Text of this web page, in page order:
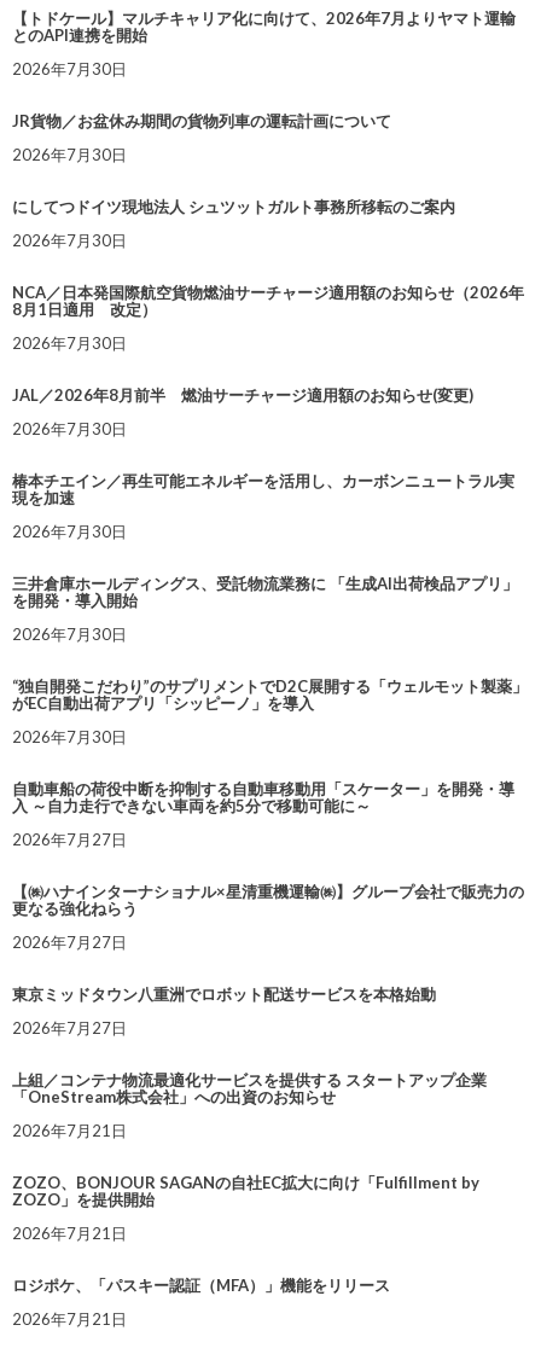
【トドケール】マルチキャリア化に向けて、2026年7月よりヤマト運輸
とのAPI連携を開始
2026年7月30日
JR貨物／お盆休み期間の貨物列車の運転計画について
2026年7月30日
にしてつドイツ現地法人 シュツットガルト事務所移転のご案内
2026年7月30日
NCA／日本発国際航空貨物燃油サーチャージ適用額のお知らせ（2026年
8月1日適用 改定）
2026年7月30日
JAL／2026年8月前半 燃油サーチャージ適用額のお知らせ(変更)
2026年7月30日
椿本チエイン／再生可能エネルギーを活用し、カーボンニュートラル実
現を加速
2026年7月30日
三井倉庫ホールディングス、受託物流業務に 「生成AI出荷検品アプリ」
を開発・導入開始
2026年7月30日
“独自開発こだわり”のサプリメントでD2C展開する「ウェルモット製薬」
がEC自動出荷アプリ「シッピーノ」を導入
2026年7月30日
自動車船の荷役中断を抑制する自動車移動用「スケーター」を開発・導
入 ～自力走行できない車両を約5分で移動可能に～
2026年7月27日
【㈱ハナインターナショナル×星清重機運輸㈱】グループ会社で販売力の
更なる強化ねらう
2026年7月27日
東京ミッドタウン八重洲でロボット配送サービスを本格始動
2026年7月27日
上組／コンテナ物流最適化サービスを提供する スタートアップ企業
「OneStream株式会社」への出資のお知らせ
2026年7月21日
ZOZO、BONJOUR SAGANの自社EC拡大に向け「Fulfillment by
ZOZO」を提供開始
2026年7月21日
ロジポケ、「パスキー認証（MFA）」機能をリリース
2026年7月21日